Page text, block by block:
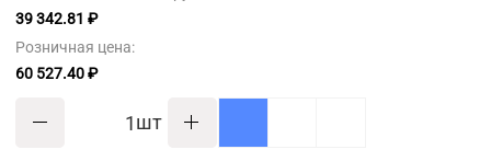
39 342.81 ₽
Розничная цена:
60 527.40 ₽
шт